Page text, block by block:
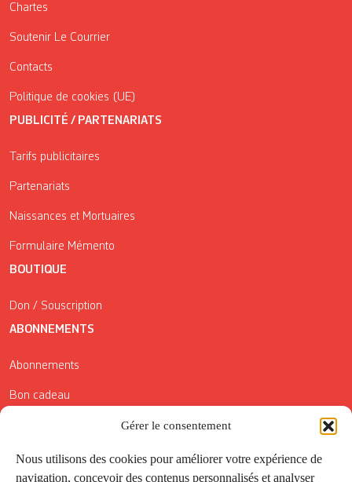
Gérer le consentement
Nous utilisons des cookies pour améliorer votre expérience de
navigation, concevoir des contenus personnalisés et analyser
Chartes
Soutenir Le Courrier
Contacts
Politique de cookies (UE)
PUBLICITÉ / PARTENARIATS
Tarifs publicitaires
Partenariats
Naissances et Mortuaires
Formulaire Mémento
BOUTIQUE
Don / Souscription
ABONNEMENTS
Abonnements
Bon cadeau
Conditions générales de vente
Réductions de la Carte Côté Courrier